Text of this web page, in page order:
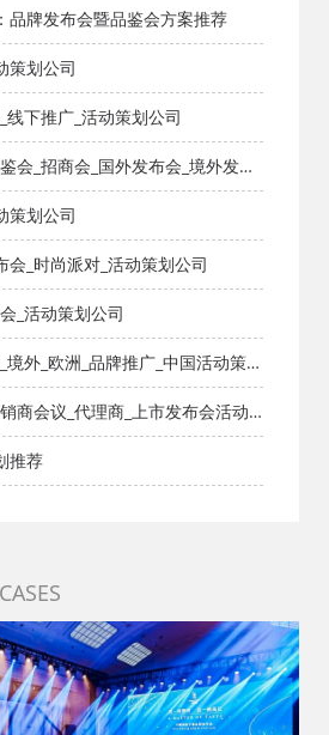
品牌发布会暨品鉴会方案推荐
策划公司
线下推广_活动策划公司
会_招商会_国外发布会_境外发布
加德国柏林发布会
策划公司
会_时尚派对_活动策划公司
_活动策划公司
外_欧洲_品牌推广_中国活动策划
商会议_代理商_上市发布会活动
推荐